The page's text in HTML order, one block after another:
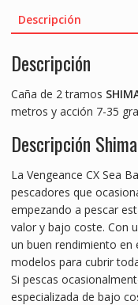
e
b
o
o
k
itt
er l
Descripción
Descripción
Caña de 2 tramos
metros y acción 7-35
Descripción
La Vengeance CX Sea
pescadores que
empezando a pescar
valor y bajo coste. Con
un buen rendimiento en
modelos para cubrir
Si pescas
especializada de bajo